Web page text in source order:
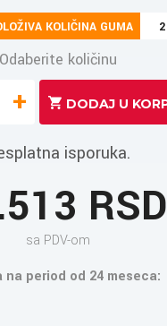
KOLIČINA GUMA 2
Odaberite količinu
+
isporuka.
RSD
sa PDV-om
period od 24 meseca: